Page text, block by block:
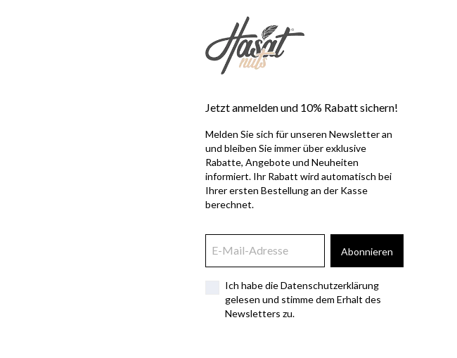
Jetzt anmelden und 10% Rabatt sichern!
Melden Sie sich für unseren Newsletter an
und bleiben Sie immer über exklusive
Rabatte, Angebote und Neuheiten
informiert. Ihr Rabatt wird automatisch bei
Ihrer ersten Bestellung an der Kasse
berechnet.
Abonnieren
Ich habe die Datenschutzerklärung
gelesen und stimme dem Erhalt des
Newsletters zu.